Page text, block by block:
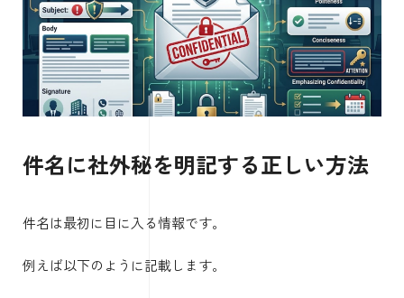
件名に社外秘を明記する正しい方法
件名は最初に目に入る情報です。
例えば以下のように記載します。